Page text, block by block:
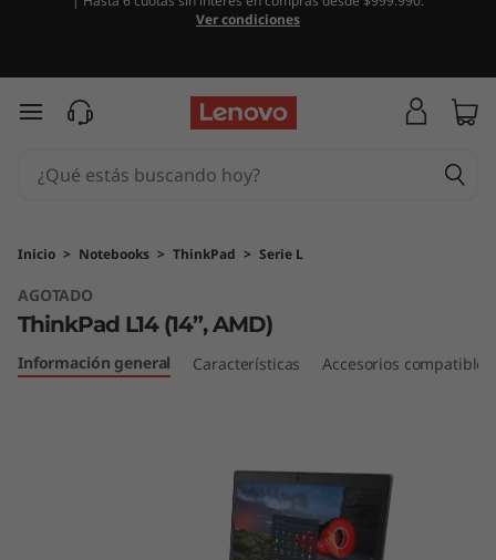
h
P
a
d
Ver condiciones
Ir al contenido principal
Inicio > Notebooks > ThinkPad > Serie L
AGOTADO
ThinkPad L14 (14”, AMD)
Información general Características Accesorios compatibles